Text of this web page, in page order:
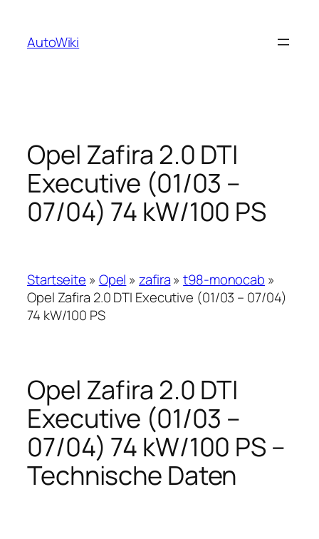
springen
AutoWiki
Opel Zafira 2.0 DTI
Executive (01/03 –
07/04) 74 kW/100 PS
Startseite » Opel »zafira»t98-monocab »
Opel Zafira 2.0 DTI Executive (01/03 – 07/04)
74 kW/100 PS
Opel Zafira 2.0 DTI
Executive (01/03 –
07/04) 74 kW/100 PS –
Technische Daten